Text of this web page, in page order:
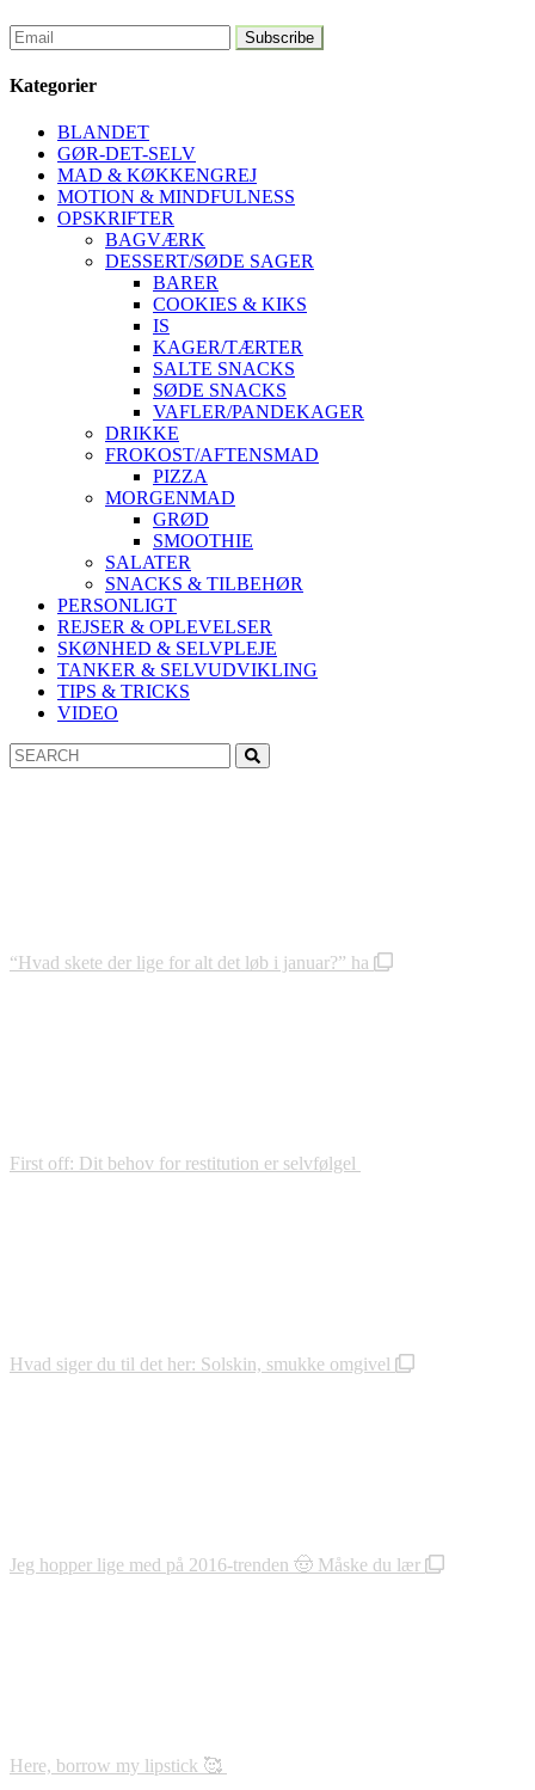
Kategorier
BLANDET
GØR-DET-SELV
MAD & KØKKENGREJ
MOTION & MINDFULNESS
OPSKRIFTER
BAGVÆRK
DESSERT/SØDE SAGER
BARER
COOKIES & KIKS
IS
KAGER/TÆRTER
SALTE SNACKS
SØDE SNACKS
VAFLER/PANDEKAGER
DRIKKE
FROKOST/AFTENSMAD
PIZZA
MORGENMAD
GRØD
SMOOTHIE
SALATER
SNACKS & TILBEHØR
PERSONLIGT
REJSER & OPLEVELSER
SKØNHED & SELVPLEJE
TANKER & SELVUDVIKLING
TIPS & TRICKS
VIDEO
Search
for:
“Hvad skete der lige for alt det løb i januar?” ha
First off: Dit behov for restitution er selvfølgel
Hvad siger du til det her: Solskin, smukke omgivel
Jeg hopper lige med på 2016-trenden 🤠 Måske du lær
Here, borrow my lipstick 🥰